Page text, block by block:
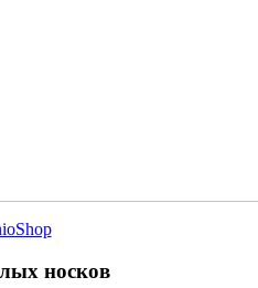
носков